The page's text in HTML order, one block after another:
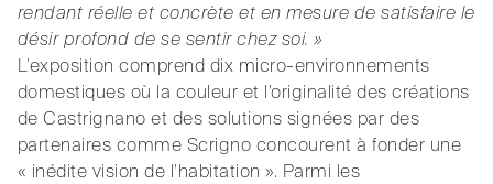
rendant réelle et concrète et en mesure de satisfaire le
désir profond de se sentir chez soi. »
L’exposition comprend dix micro-environnements
domestiques où la couleur et l’originalité des créations
de Castrignano et des solutions signées par des
partenaires comme Scrigno concourent à fonder une
« inédite vision de l’habitation ». Parmi les